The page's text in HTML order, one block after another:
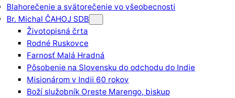
Blahorečenie a svätorečenie vo všeobecnosti
Br. Michal ČAHOJ SDB
Životopisná črta
Rodné Ruskovce
Farnosť Malá Hradná
Pôsobenie na Slovensku do odchodu do Indie
Misionárom v Indii 60 rokov
Boží služobník Oreste Marengo, biskup